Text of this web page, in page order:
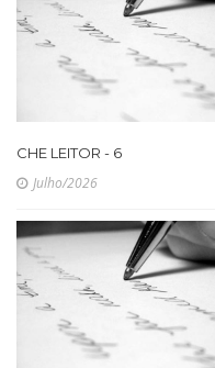
CHE LEITOR - 6
Julho/2026